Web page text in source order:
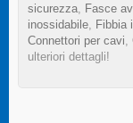
sicurezza
Fasce
inossidabile
Fibbia
Connettori per cavi
ulteriori dettagli!